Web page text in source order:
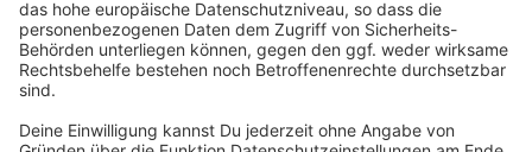
2 Nächte im somnium -
Appartements Südsteiermark
1 Begrüßungsflasche Wein im